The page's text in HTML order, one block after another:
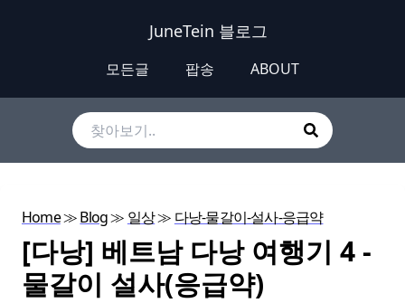
JuneTein 블로그
모든글 팝송 ABOUT
Home≫Blog≫ 일상≫ 다낭-물갈이-설사-응급약
[다낭] 베트남 다낭 여행기 4 -
물갈이 설사(응급약)